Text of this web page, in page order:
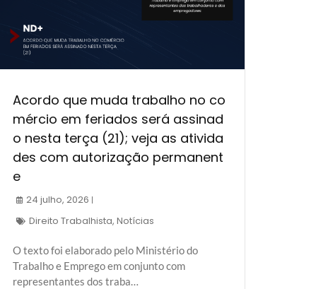
Acordo que muda trabalho no co
mércio em feriados será assinad
o nesta terça (21); veja as ativida
des com autorização permanent
e
24 julho, 2026
Direito Trabalhista, Notícias
O texto foi elaborado pelo Ministério do
Trabalho e Emprego em conjunto com
representantes dos traba…